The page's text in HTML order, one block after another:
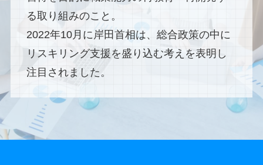
る取り組みのこと。
2022年10月に岸田首相は、総合政策の中に
リスキリング支援を盛り込む考えを表明し
注目されました。